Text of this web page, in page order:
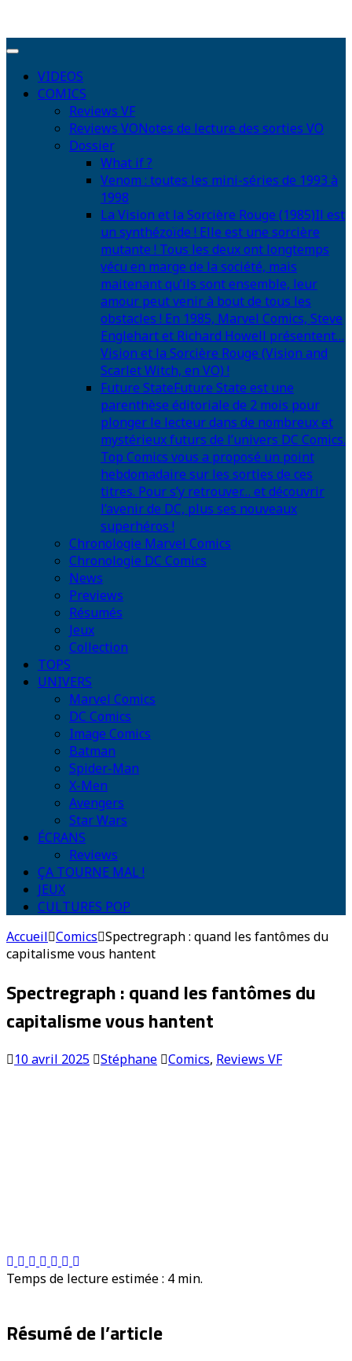
VIDEOS
COMICS
Reviews VF
Reviews VONotes de lecture des sorties VO
Dossier
What if ?
Venom : toutes les mini-séries de 1993 à
1998
La Vision et la Sorcière Rouge (1985)Il est
un synthézoïde ! Elle est une sorcière
mutante ! Tous les deux ont longtemps
vécu en marge de la société, mais
maitenant qu’ils sont ensemble, leur
amour peut venir à bout de tous les
obstacles ! En 1985, Marvel Comics, Steve
Englehart et Richard Howell présentent…
Vision et la Sorcière Rouge (Vision and
Scarlet Witch, en VO) !
Future StateFuture State est une
parenthèse éditoriale de 2 mois pour
plonger le lecteur dans de nombreux et
mystérieux futurs de l’univers DC Comics.
Top Comics vous a proposé un point
hebdomadaire sur les sorties de ces
titres. Pour s’y retrouver… et découvrir
l’avenir de DC, plus ses nouveaux
superhéros !
Chronologie Marvel Comics
Chronologie DC Comics
News
Previews
Résumés
Jeux
Collection
TOPS
UNIVERS
Marvel Comics
DC Comics
Image Comics
Batman
Spider-Man
X-Men
Avengers
Star Wars
ÉCRANS
Reviews
ÇA TOURNE MAL !
JEUX
CULTURES POP
Accueil Comics Spectregraph : quand les fantômes du
capitalisme vous hantent
Spectregraph : quand les fantômes du
capitalisme vous hantent
10 avril 2025 Stéphane Comics, Reviews VF
Temps de lecture estimée : 4 min.
Résumé de l’article